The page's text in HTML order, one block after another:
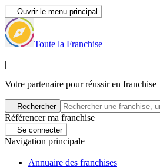
Ouvrir le menu principal
Toute la Franchise
|
Votre partenaire pour réussir en franchise
Rechercher
Référencer ma franchise
Se connecter
Navigation principale
Annuaire des franchises